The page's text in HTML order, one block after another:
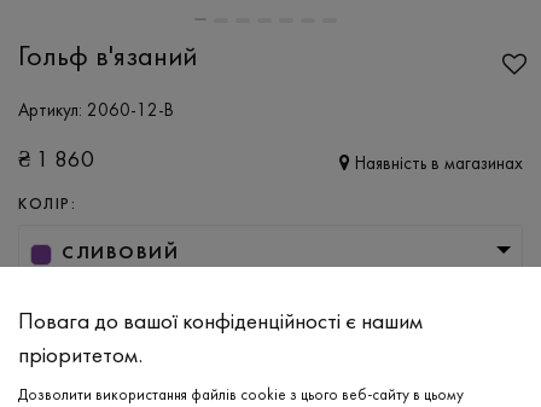
Гольф в'язаний
Артикул: 2060-12-B
₴ 1 860 Наявність в магазинах
КОЛІР:
СЛИВОВИЙ
XS/S
Повага до вашої конфіденційності є нашим
пріоритетом.
Дозволити використання файлів cookie з цього веб-сайту в цьому